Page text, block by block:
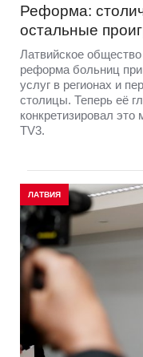
Реформа:
остальные
Латвийское
реформа больниц
услуг в регионах и
столицы. Теперь её
конкретизировал
TV3.
ЛАТВИЯ